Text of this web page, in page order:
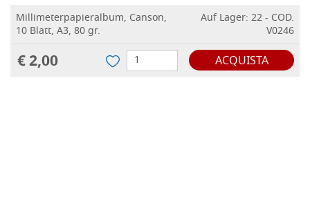
Millimeterpapieralbum, Canson,
10 Blatt, A3, 80 gr.
Auf Lager: 22 - COD.
V0246
€ 2,00 ACQUISTA